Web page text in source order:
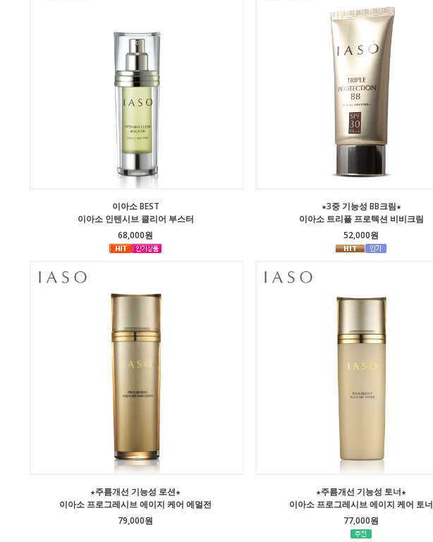
이아소 BEST
이아소 인텐시브 클리어 부스터
68,000원
★3중 기능성 BB크림★
이아소 트리플 프로텍션 비비크림
52,000원
★주름개선 기능성 로션★
이아소 프로그레시브 에이지 케어 에멀전
79,000원
★주름개선 기능성 토너★
이아소 프로그레시브 에이지 케어 토너
77,000원